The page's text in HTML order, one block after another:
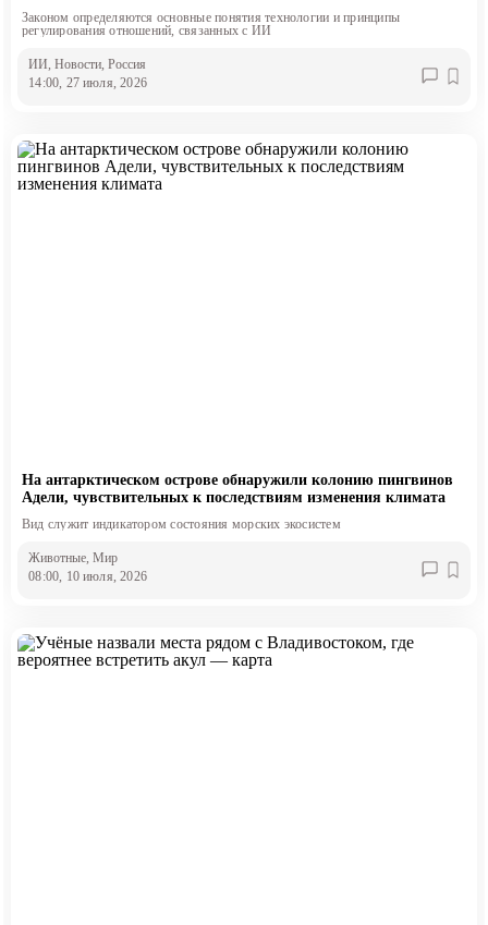
Законом определяются основные понятия технологии и принципы
регулирования отношений, связанных с ИИ
ИИ, Новости, Россия
14:00, 27 июля, 2026
На антарктическом острове обнаружили колонию пингвинов
Адели, чувствительных к последствиям изменения климата
Вид служит индикатором состояния морских экосистем
Животные, Мир
08:00, 10 июля, 2026